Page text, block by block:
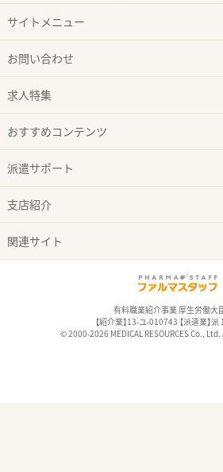
サイトメニュー
お問い合わせ
求人特集
おすすめコンテンツ
派遣サポート
支店紹介
関連サイト
有料職業紹介事業 厚生労働大
【紹介業】13-ユ-010743 【派遣業】
© 2000-2026 MEDICAL RESOURCES Co.,